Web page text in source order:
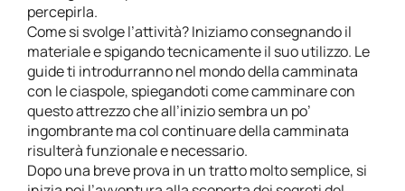
percepirla.
Come si svolge l’attività? Iniziamo consegnando il
materiale e spigando tecnicamente il suo utilizzo. Le
guide ti introdurranno nel mondo della camminata
con le ciaspole, spiegandoti come camminare con
questo attrezzo che all’inizio sembra un po’
ingombrante ma col continuare della camminata
risulterà funzionale e necessario.
Dopo una breve prova in un tratto molto semplice, si